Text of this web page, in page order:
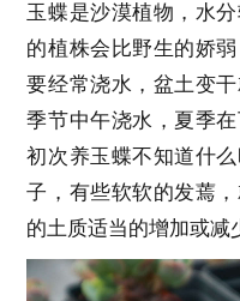
玉蝶是沙漠植物，水
的植株会比野生的娇
要经常浇水，盆土变
季节中午浇水，夏季
初次养玉蝶不知道什
子，有些软软的发蔫
的土质适当的增加或减